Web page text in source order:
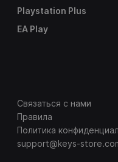
Playstation Plus
EA Play
Связаться с нами
Правила
Политика
support@keys-